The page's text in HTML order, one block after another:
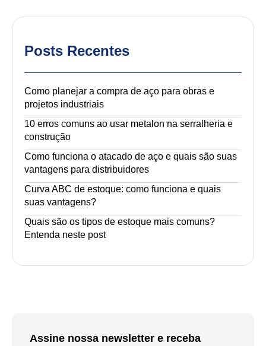
Posts Recentes
Como planejar a compra de aço para obras e
projetos industriais
10 erros comuns ao usar metalon na serralheria e
construção
Como funciona o atacado de aço e quais são suas
vantagens para distribuidores
Curva ABC de estoque: como funciona e quais
suas vantagens?
Quais são os tipos de estoque mais comuns?
Entenda neste post
Assine nossa newsletter e receba